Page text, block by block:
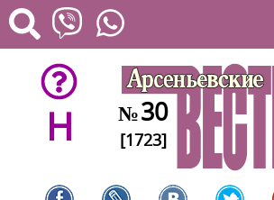
H №30
[1723]